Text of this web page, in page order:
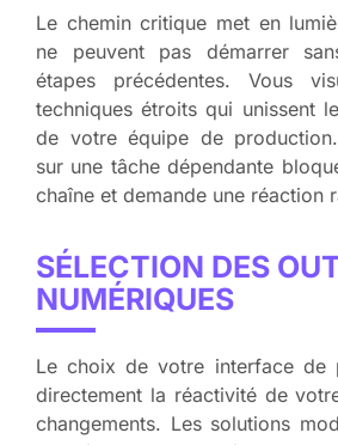
Le chemin critique met en
ne peuvent pas démarrer
étapes précédentes. Vous
techniques étroits qui unissent
de votre équipe de
sur une tâche dépendante
chaîne et demande une réaction
SÉLECTION DES
NUMÉRIQUES
Le choix de votre interface de
directement la réactivité de
changements. Les solutions